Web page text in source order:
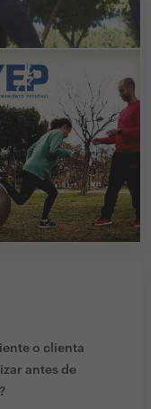
o clienta
antes de